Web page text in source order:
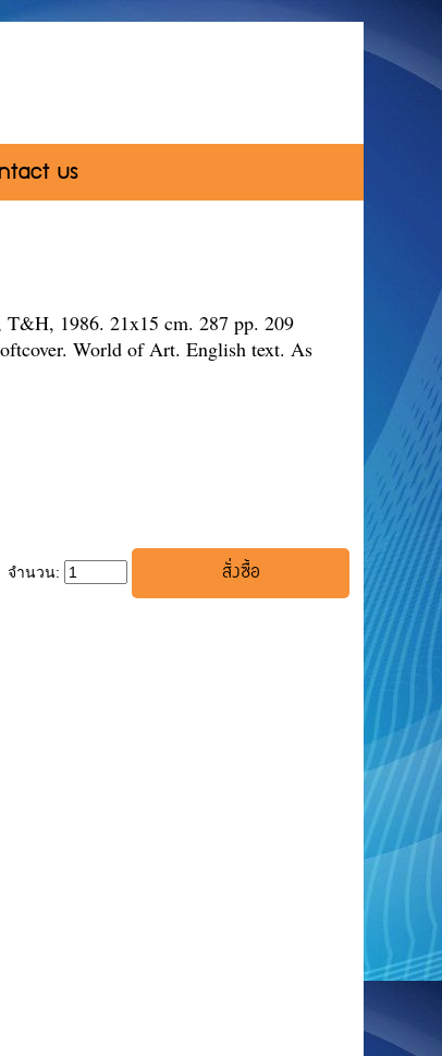
us
T&H, 1986. 21x15 cm. 287 pp. 209
World of Art. English text. As
จำนวน: